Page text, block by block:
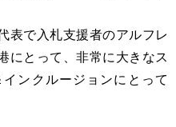
表で入札支援者のアルフレ
にとって、非常に大きなス
ンクルージョンにとって